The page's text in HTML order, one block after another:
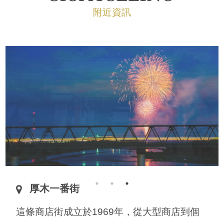
附近資訊
厚木一番街
這條商店街成立於1969年，從大型商店到個